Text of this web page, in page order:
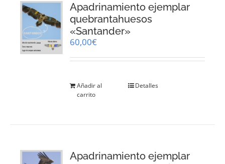
Apadrinamiento ejemplar
quebrantahuesos
«Santander»
60,00€
Añadir al
carrito
Detalles
Apadrinamiento ejemplar